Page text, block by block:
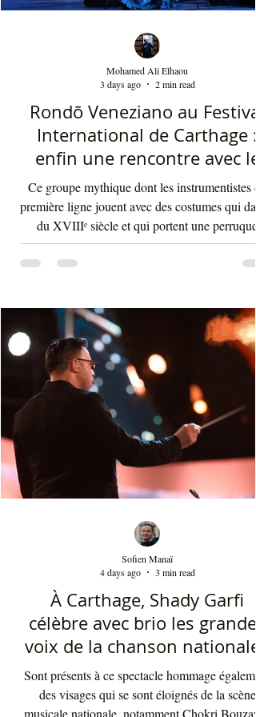
International de Carthage :
enfin une rencontre avec le
public tunisien
Ce groupe mythique dont les instrumentistes
première ligne jouent avec des costumes qui
blanche a été présent le 4 août 2026 sur les
planches du festival de Carthage. Dans les
gradins, dans un temps d'été très humide, les
présents sont le plus souvent des
qui sont venus se rappeler des années 80 et
90 où la culture italienne dominait le paysage
télévisuel tunisien. Conduit par l'énergique
d'orch
Mohamed Ali Elhaou
3 days ago
2 min read
célèbre avec brio les grandes
voix de la chanson nationale
Sofien Manaï
4 days ago
3 min read